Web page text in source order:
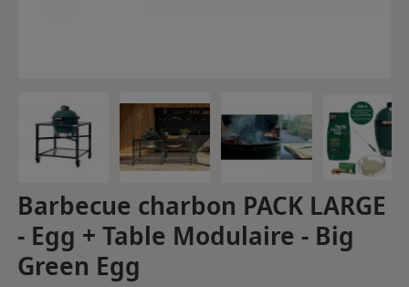
Barbecue charbon PACK LARGE
- Egg + Table Modulaire - Big
Green Egg